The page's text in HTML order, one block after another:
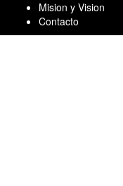
content
Mision y Vision
Contacto